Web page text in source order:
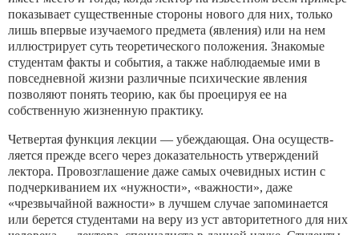
по­казывает существенные стороны нового для них, только
лишь впервые изучаемого предмета (явления) или на нем
иллюстри­рует суть теоретического положения. Знакомые
студентам фак­ты и события, а также наблюдаемые ими в
повседневной жизни различные психические явления
позволяют понять теорию, как бы проецируя ее на
собственную жизненную практику.
Четвертая функция лекции — убеждающая. Она осуществ­
ляется прежде всего через доказательность утверждений
лекто­ра. Провозглашение даже самых очевидных истин с
подчерки­ванием их «нужности», «важности», даже
«чрезвычайной важ­ности» в лучшем случае запоминается
или берется студентами на веру из уст авторитетного для них